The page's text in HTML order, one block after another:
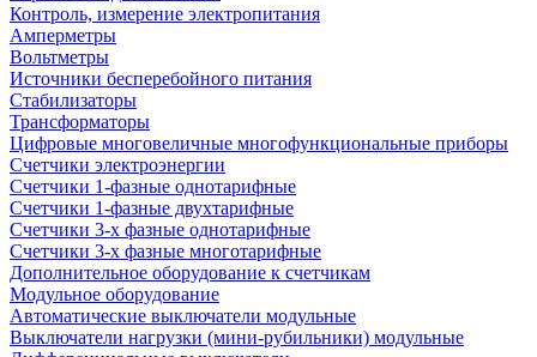
Контроль, измерение электропитания
Амперметры
Вольтметры
Источники бесперебойного питания
Стабилизаторы
Трансформаторы
Цифровые многовеличные многофункциональные приборы
Счетчики электроэнергии
Счетчики 1-фазные однотарифные
Счетчики 1-фазные двухтарифные
Счетчики 3-х фазные однотарифные
Счетчики 3-х фазные многотарифные
Дополнительное оборудование к счетчикам
Модульное оборудование
Автоматические выключатели модульные
Выключатели нагрузки (мини-рубильники) модульные